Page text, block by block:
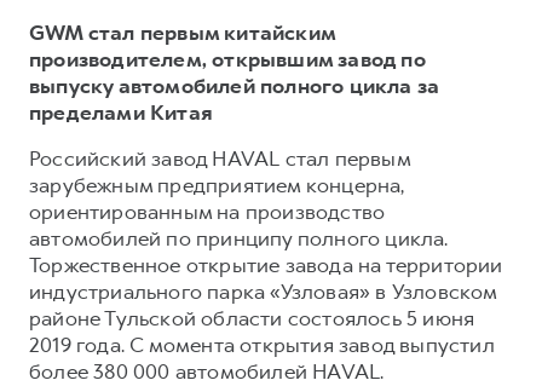
GWM стал первым китайским
производителем, открывшим завод по
выпуску автомобилей полного цикла за
пределами Китая
Российский завод HAVAL стал первым
зарубежным предприятием концерна,
ориентированным на производство
автомобилей по принципу полного цикла.
Торжественное открытие завода на территории
индустриального парка «Узловая» в Узловском
районе Тульской области состоялось 5 июня
2019 года. С момента открытия завод выпустил
более 380 000 автомобилей HAVAL.